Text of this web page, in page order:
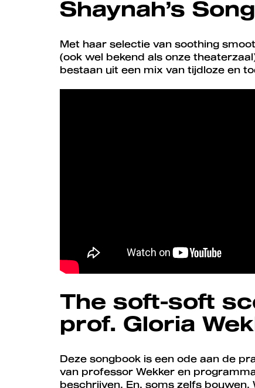
Shaynah’s
Met haar selectie van soothing
(ook wel bekend als onze
bestaan uit een mix van tijdloze en
The soft-soft
prof. Gloria
Deze songbook is een ode aan de
van professor Wekker en
beschrijven. En, soms zelfs bouwen.